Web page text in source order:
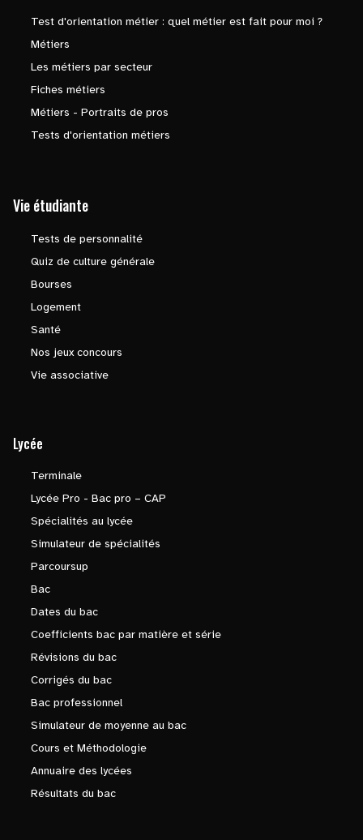
Test d'orientation métier : quel métier est fait pour moi ?
Métiers
Les métiers par secteur
Fiches métiers
Métiers - Portraits de pros
Tests d'orientation métiers
Vie étudiante
Tests de personnalité
Quiz de culture générale
Bourses
Logement
Santé
Nos jeux concours
Vie associative
Lycée
Terminale
Lycée Pro - Bac pro – CAP
Spécialités au lycée
Simulateur de spécialités
Parcoursup
Bac
Dates du bac
Coefficients bac par matière et série
Révisions du bac
Corrigés du bac
Bac professionnel
Simulateur de moyenne au bac
Cours et Méthodologie
Annuaire des lycées
Résultats du bac